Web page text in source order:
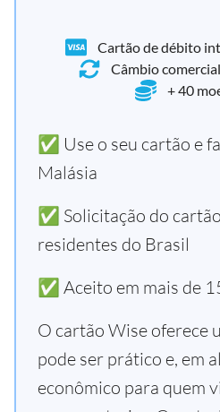
Cartão de débito
Câmbio
+ 40
✅ Use o seu cartão e
Malásia
✅ Solicitação do
residentes do Brasil
✅ Aceito em mais de
O cartão Wise oferece
pode ser prático e, em
econômico para quem